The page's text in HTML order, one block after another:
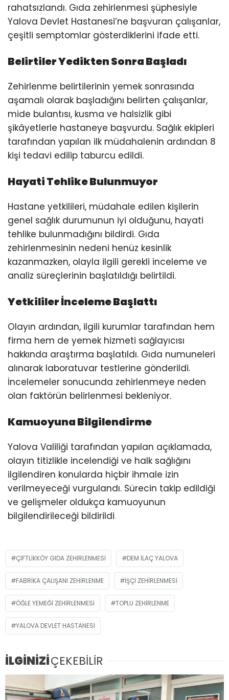
rahatsızlandı. Gıda zehirlenmesi şüphesiyle
Yalova Devlet Hastanesi’ne başvuran çalışanlar,
çeşitli semptomlar gösterdiklerini ifade etti.
Belirtiler Yedikten Sonra Başladı
Zehirlenme belirtilerinin yemek sonrasında
aşamalı olarak başladığını belirten çalışanlar,
mide bulantısı, kusma ve halsizlik gibi
şikâyetlerle hastaneye başvurdu. Sağlık ekipleri
tarafından yapılan ilk müdahalenin ardından 8
kişi tedavi edilip taburcu edildi.
Hayati Tehlike Bulunmuyor
Hastane yetkilileri, müdahale edilen kişilerin
genel sağlık durumunun iyi olduğunu, hayati
tehlike bulunmadığını bildirdi. Gıda
zehirlenmesinin nedeni henüz kesinlik
kazanmazken, olayla ilgili gerekli inceleme ve
analiz süreçlerinin başlatıldığı belirtildi.
Yetkililer İnceleme Başlattı
Olayın ardından, ilgili kurumlar tarafından hem
firma hem de yemek hizmeti sağlayıcısı
hakkında araştırma başlatıldı. Gıda numuneleri
alınarak laboratuvar testlerine gönderildi.
İncelemeler sonucunda zehirlenmeye neden
olan faktörün belirlenmesi bekleniyor.
Kamuoyuna Bilgilendirme
Yalova Valiliği tarafından yapılan açıklamada,
olayın titizlikle incelendiği ve halk sağlığını
ilgilendiren konularda hiçbir ihmale izin
verilmeyeceği vurgulandı. Sürecin takip edildiği
ve gelişmeler oldukça kamuoyunun
bilgilendirileceği bildirildi.
ÇIFTLIKKÖY GIDA ZEHIRLENMESI DEM İLAÇ YALOVA
FABRIKA ÇALIŞANI ZEHIRLENME IŞÇI ZEHIRLENMESI
ÖĞLE YEMEĞI ZEHIRLENMESI TOPLU ZEHIRLENME
YALOVA DEVLET HASTANESI
İLGİNİZİÇEKEBİLİR